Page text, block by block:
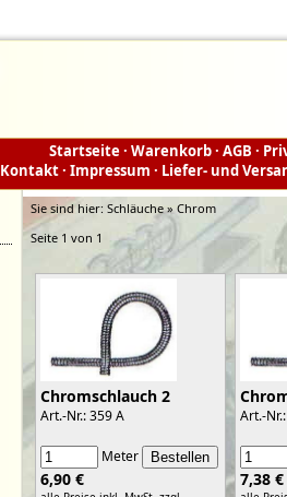
Startseite· Warenkorb· AGB ·
Kontakt· Impressum · Liefer- und
Sie sind hier: Schläuche » Chrom
Seite 1 von 1
Chromschlauch 2
Art.-Nr.: 359 A
Meter
6,90 €
Art.-
7,38 €